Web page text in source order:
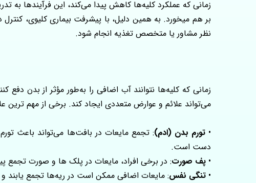
زمانی که عملکرد کلیه‌ها کاهش پیدا می‌کند، این فرآیندها
بر هم میخورد. به همین دلیل، با پیشرفت بیماری کلیوی،
نظر مشاور یا متخصص تغذیه انجام شود.
زمانی که کلیه‌ها نتوانند آب اضافی را به‌طور مؤثر از بدن
می‌تواند علائم و عوارض متعددی ایجاد کند. برخی از مهم‌ ترین
•تورم بدن (ادم): تجمع مایعات در بافت‌ها می‌تواند باعث
دست است.
• پف صورت: در برخی افراد، مایعات در پلک‌ ها و صورت تجمع
• تنگی نفس: مایعات اضافی ممکن است در ریه‌ها تجمع یابند و